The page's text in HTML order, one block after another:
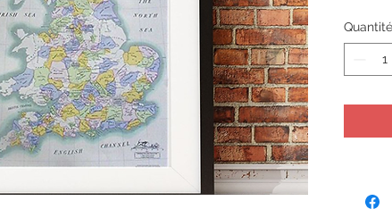
chez
Quantité